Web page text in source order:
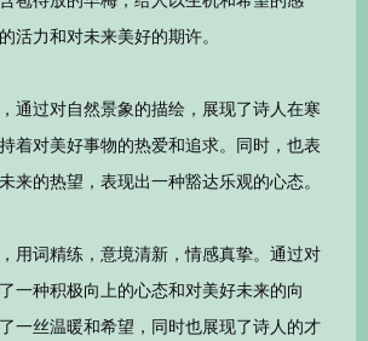
活力和对未来美好的期许。
通过对自然景象的描绘，展现了诗人在寒
着对美好事物的热爱和追求。同时，也表
来的热望，表现出一种豁达乐观的心态。
用词精练，意境清新，情感真挚。通过对
一种积极向上的心态和对美好未来的向
一丝温暖和希望，同时也展现了诗人的才